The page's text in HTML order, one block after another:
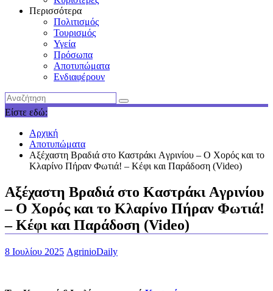
Περισσότερα
Πολιτισμός
Τουρισμός
Υγεία
Πρόσωπα
Αποτυπώματα
Ενδιαφέρουν
Είστε εδώ:
Αρχική
Αποτυπώματα
Αξέχαστη Βραδιά στο Καστράκι Aγρινίου – Ο Χορός και το
Κλαρίνο Πήραν Φωτιά! – Κέφι και Παράδοση (Video)
Αξέχαστη Βραδιά στο Καστράκι Aγρινίου
– Ο Χορός και το Κλαρίνο Πήραν Φωτιά!
– Κέφι και Παράδοση (Video)
8 Ιουλίου 2025 AgrinioDaily